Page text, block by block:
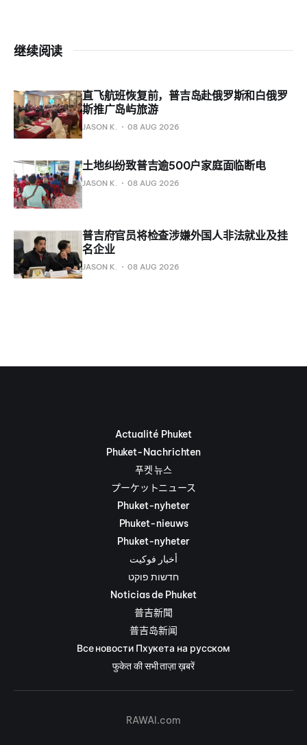
继续阅读
直飞航班恢复前，普吉岛赴俄罗斯和白俄罗
斯推广岛屿旅游
JASON K. 08 AUG 2026
土地纠纷致普吉逾500户家庭面临断电
JASON K. 08 AUG 2026
普吉府官员将检查涉嫌外国人非法就业及挂
名企业
JASON K. 08 AUG 2026
Actualité Phuket
Phuket-Nachrichten
푸켓 뉴스
プーケットニュース
Phuket-nyheter
Phuket-nieuws
Phuket-nyheter
أخبار فوكيت
חדשות פוקט
Noticias de Phuket
普吉新聞
普吉岛新闻
Все новости Пхукета на русском
फुकेत की सभी ताज़ा ख़बरें
RAWAI.com